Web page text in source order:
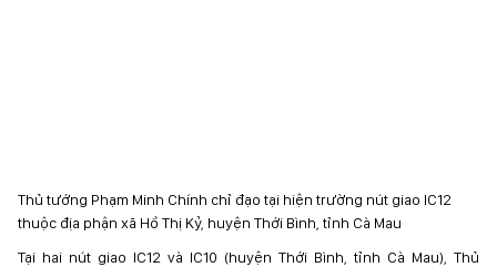
Thủ tướng Phạm Minh Chính chỉ đạo tại hiện trường nút giao IC12
thuộc địa phận xã Hồ Thị Kỷ, huyện Thới Bình, tỉnh Cà Mau
Tại hai nút giao IC12 và IC10 (huyện Thới Bình, tỉnh Cà Mau), Thủ